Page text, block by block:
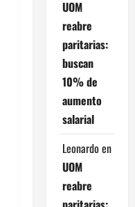
UOM
reabre
paritarias:
buscan
10% de
aumento
salarial
Leonardo en
UOM
reabre